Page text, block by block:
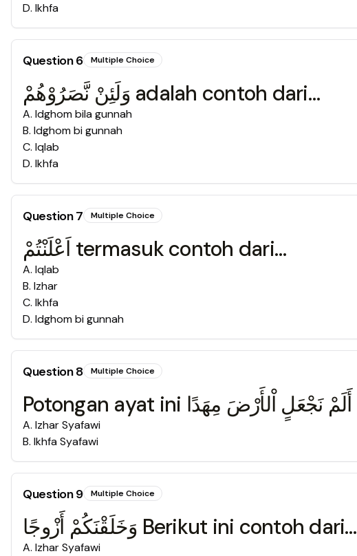
D. Ikhfa
Question6 Multiple Choice
وَلَئِنْ نَّصَرُوْهُمْ adalah contoh dari…
A. Idghom bila gunnah
B. Idghom bi gunnah
C. Iqlab
D. Ikhfa
Question7 Multiple Choice
اَعْلَنْتُمْ termasuk contoh dari…
A. Iqlab
B. Izhar
C. Ikhfa
D. Idghom bi gunnah
Question8 Multiple Choice
A. Izhar Syafawi
B. Ikhfa Syafawi
Question9 Multiple Choice
وَخَلَقْنَكُمْ أَزْوجًا Berikut ini contoh dari…
A. Izhar Syafawi